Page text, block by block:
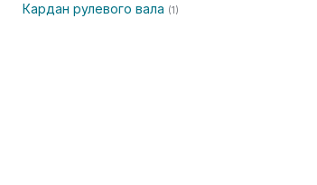
Кардан рулевого вала (1)